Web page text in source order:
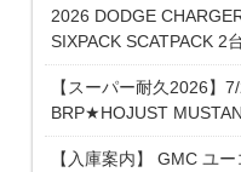
2026 DODGE
SIXPACK SCATPACK 2
【スーパー耐久2026】
BRP★HOJUST
【入庫案内】 GMC ユ